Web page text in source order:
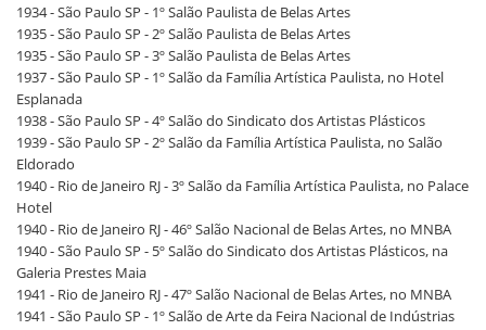
1934 - São Paulo SP - 1º Salão Paulista de Belas Artes
1935 - São Paulo SP - 2º Salão Paulista de Belas Artes
1935 - São Paulo SP - 3º Salão Paulista de Belas Artes
1937 - São Paulo SP - 1º Salão da Família Artística Paulista, no Hotel
Esplanada
1938 - São Paulo SP - 4º Salão do Sindicato dos Artistas Plásticos
1939 - São Paulo SP - 2º Salão da Família Artística Paulista, no Salão
Eldorado
1940 - Rio de Janeiro RJ - 3º Salão da Família Artística Paulista, no Palace
Hotel
1940 - Rio de Janeiro RJ - 46º Salão Nacional de Belas Artes, no MNBA
1940 - São Paulo SP - 5º Salão do Sindicato dos Artistas Plásticos, na
Galeria Prestes Maia
1941 - Rio de Janeiro RJ - 47º Salão Nacional de Belas Artes, no MNBA
1941 - São Paulo SP - 1º Salão de Arte da Feira Nacional de Indústrias